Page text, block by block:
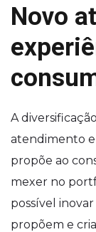
Novo
A
atendimento
propõe ao
mexer no
possível
propõem e